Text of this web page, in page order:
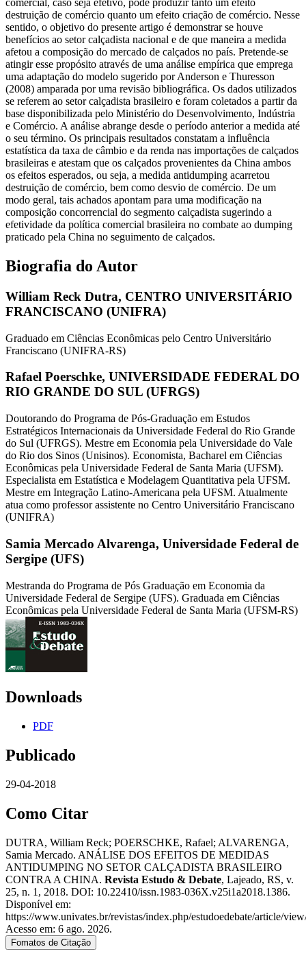
comercial, caso seja efetivo, pode produzir tanto um efeito
destruição de comércio quanto um efeito criação de comércio. Nesse
sentido, o objetivo do presente artigo é demonstrar se houve
benefícios ao setor calçadista nacional e de que maneira a medida
afetou a composição do mercado de calçados no país. Pretende-se
atingir esse propósito através de uma análise empírica que emprega
uma adaptação do modelo sugerido por Anderson e Thuresson
(2008) amparada por uma revisão bibliográfica. Os dados utilizados
se referem ao setor calçadista brasileiro e foram coletados a partir da
base disponibilizada pelo Ministério do Desenvolvimento, Indústria
e Comércio. A análise abrange desde o período anterior a medida até
o seu término. Os principais resultados constatam a influência
estatística da taxa de câmbio e da renda nas importações de calçados
brasileiras e atestam que os calçados provenientes da China ambos
os efeitos esperados, ou seja, a medida antidumping acarretou
destruição de comércio, bem como desvio de comércio. De um
modo geral, tais achados apontam para uma modificação na
composição concorrencial do segmento calçadista sugerindo a
efetividade da política comercial brasileira no combate ao dumping
praticado pela China no seguimento de calçados.
Biografia do Autor
William Reck Dutra, CENTRO UNIVERSITÁRIO
FRANCISCANO (UNIFRA)
Graduado em Ciências Econômicas pelo Centro Universitário
Franciscano (UNIFRA-RS)
Rafael Poerschke, UNIVERSIDADE FEDERAL DO
RIO GRANDE DO SUL (UFRGS)
Doutorando do Programa de Pós-Graduação em Estudos
Estratégicos Internacionais da Universidade Federal do Rio Grande
do Sul (UFRGS). Mestre em Economia pela Universidade do Vale
do Rio dos Sinos (Unisinos). Economista, Bacharel em Ciências
Econômicas pela Universidade Federal de Santa Maria (UFSM).
Especialista em Estatística e Modelagem Quantitativa pela UFSM.
Mestre em Integração Latino-Americana pela UFSM. Atualmente
atua como professor assistente no Centro Universitário Franciscano
(UNIFRA)
Samia Mercado Alvarenga, Universidade Federal de
Sergipe (UFS)
Mestranda do Programa de Pós Graduação em Economia da
Universidade Federal de Sergipe (UFS). Graduada em Ciências
Econômicas pela Universidade Federal de Santa Maria (UFSM-RS)
Downloads
PDF
Publicado
29-04-2018
Como Citar
DUTRA, William Reck; POERSCHKE, Rafael; ALVARENGA,
Samia Mercado. ANÁLISE DOS EFEITOS DE MEDIDAS
ANTIDUMPING NO SETOR CALÇADISTA BRASILEIRO
CONTRA A CHINA. Revista Estudo & Debate, Lajeado, RS, v.
25, n. 1, 2018. DOI: 10.22410/issn.1983-036X.v25i1a2018.1386.
Disponível em:
https://www.univates.br/revistas/index.php/estudoedebate/article/
Acesso em: 6 ago. 2026.
Fomatos de Citação